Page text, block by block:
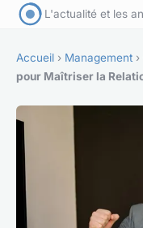
L'actualité et les
Accueil › Management ›
pour Maîtriser la